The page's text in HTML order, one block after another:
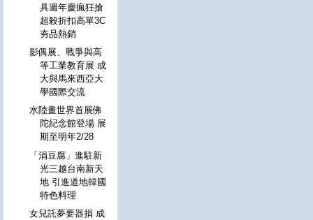
具週年慶瘋狂搶
超殺折扣高單3C
夯品熱銷
影偶展、戰爭與高
等工業教育展 成
大與馬來西亞大
學國際交流
水陸畫世界首展佛
陀紀念館登場 展
期至明年2/28
「涓豆腐」進駐新
光三越台南新天
地 引進道地韓國
特色料理
女兒託夢要器捐 成